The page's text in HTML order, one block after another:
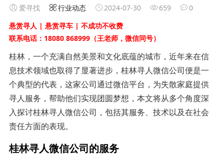
爱寻找 行业动态 2024-07-30 659
0
悬赏寻人 | 悬赏寻车 | 不成功不收费
联系电话：18080 868999（王老师，微信同号）
桂林，一个充满自然美景和文化底蕴的城市，近年来在信
息技术领域也取得了显著进步，桂林寻人微信公司便是一
个典型的代表，这家公司通过微信平台，为失散家庭提供
寻人服务，帮助他们实现团圆梦想，本文将从多个角度深
入探讨桂林寻人微信公司，包括其服务、技术以及在社会
责任方面的表现。
桂林寻人微信公司的服务